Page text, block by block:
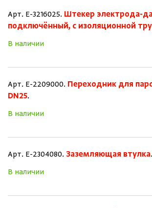
Арт. E-3216025. Штекер электрода-
подключённый, с изоляционной
В наличии
Арт. E-2209000. Переходник для
DN25.
В наличии
Арт. E-2304080. Заземляющая втулка.
В наличии